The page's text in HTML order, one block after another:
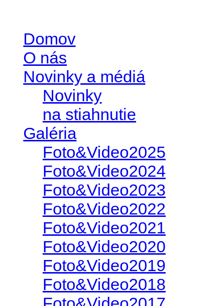
Domov
O nás
Novinky a médiá
Novinky
na stiahnutie
Galéria
Foto&Video2025
Foto&Video2024
Foto&Video2023
Foto&Video2022
Foto&Video2021
Foto&Video2020
Foto&Video2019